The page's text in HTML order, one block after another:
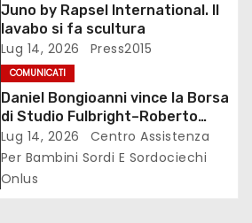
Juno by Rapsel International. Il
lavabo si fa scultura
Lug 14, 2026 Press2015
COMUNICATI
Daniel Bongioanni vince la Borsa
di Studio Fulbright–Roberto
Wirth 2026
Lug 14, 2026
Centro Assistenza
Per Bambini Sordi E Sordociechi
Onlus